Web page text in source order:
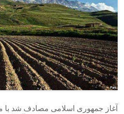
آغاز جمهوری اسلامی مصادف شد با